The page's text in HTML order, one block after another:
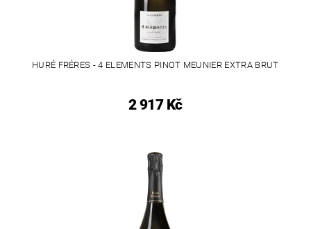
HURÉ FRÉRES - 4 ELEMENTS PINOT MEUNIER EXTRA BRUT
2 917 Kč